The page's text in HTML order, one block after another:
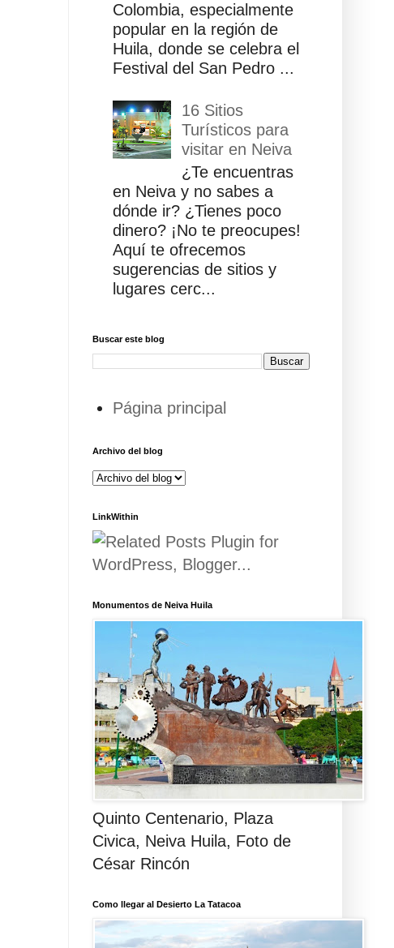
Colombia, especialmente
popular en la región de
Huila, donde se celebra el
Festival del San Pedro ...
16 Sitios
Turísticos para
visitar en Neiva
¿Te encuentras
en Neiva y no sabes a
dónde ir? ¿Tienes poco
dinero? ¡No te preocupes!
Aquí te ofrecemos
sugerencias de sitios y
lugares cerc...
Buscar este blog
Página principal
Archivo del blog
LinkWithin
Monumentos de Neiva Huila
Quinto Centenario, Plaza
Civica, Neiva Huila, Foto de
César Rincón
Como llegar al Desierto La Tatacoa